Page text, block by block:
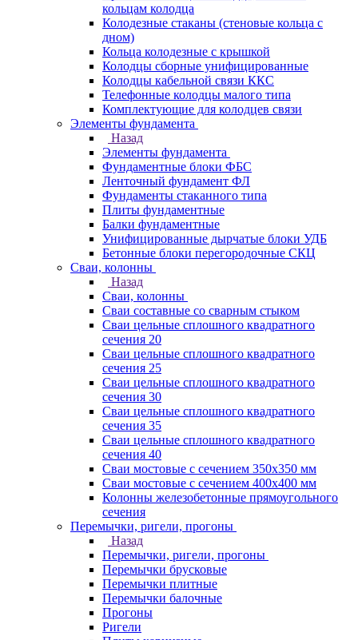
кольцам колодца
Колодезные стаканы (стеновые кольца с
дном)
Кольца колодезные с крышкой
Колодцы сборные унифицированные
Колодцы кабельной связи ККС
Телефонные колодцы малого типа
Комплектующие для колодцев связи
Элементы фундамента
Назад
Элементы фундамента
Фундаментные блоки ФБС
Ленточный фундамент ФЛ
Фундаменты стаканного типа
Плиты фундаментные
Балки фундаментные
Унифицированные дырчатые блоки УДБ
Бетонные блоки перегородочные СКЦ
Сваи, колонны
Назад
Сваи, колонны
Сваи составные со сварным стыком
Сваи цельные сплошного квадратного
сечения 20
Сваи цельные сплошного квадратного
сечения 25
Сваи цельные сплошного квадратного
сечения 30
Сваи цельные сплошного квадратного
сечения 35
Сваи цельные сплошного квадратного
сечения 40
Сваи мостовые с сечением 350х350 мм
Сваи мостовые с сечением 400х400 мм
Колонны железобетонные прямоугольного
сечения
Перемычки, ригели, прогоны
Назад
Перемычки, ригели, прогоны
Перемычки брусковые
Перемычки плитные
Перемычки балочные
Прогоны
Ригели